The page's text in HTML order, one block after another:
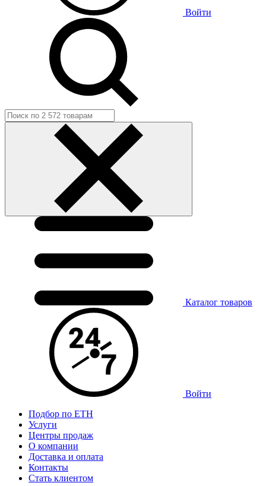
Войти
Каталог товаров
Войти
Подбор по ЕТН
Услуги
Центры продаж
О компании
Доставка и оплата
Контакты
Стать клиентом